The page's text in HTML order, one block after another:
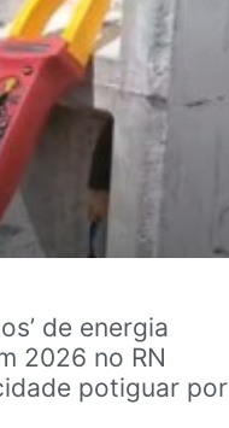
de energia
2026 no RN
potiguar por